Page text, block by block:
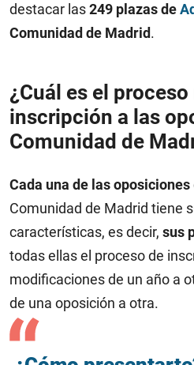
destacar las249 plazas de
Comunidad de Madrid.
¿Cuál es el
inscripción a las
Comunidad de
Cada una de las oposiciones
Comunidad de Madrid tiene
características, es decir, sus
todas ellas el proceso de
modificaciones de un año a
de una oposición a otra.